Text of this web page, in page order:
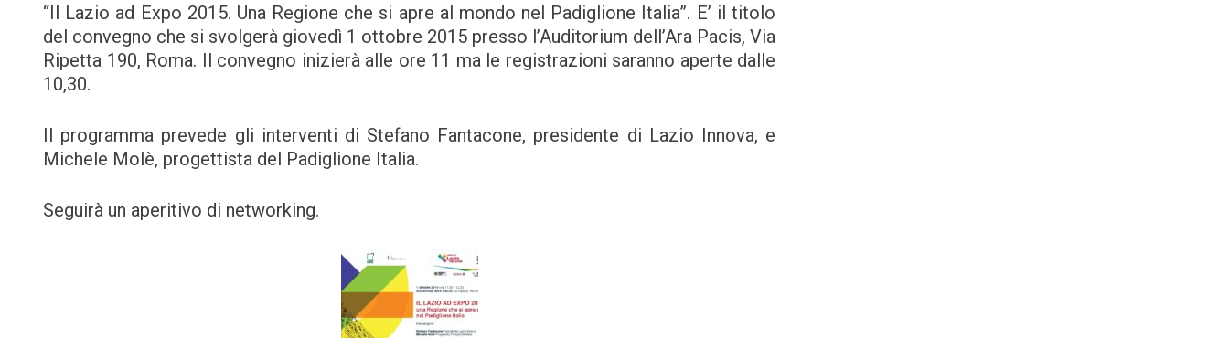
“Il Lazio ad Expo 2015. Una Regione che si apre al mondo nel Padiglione Italia”. E’ il titolo
del convegno che si svolgerà giovedì 1 ottobre 2015 presso l’Auditorium dell’Ara Pacis, Via
Ripetta 190, Roma. Il convegno inizierà alle ore 11 ma le registrazioni saranno aperte dalle
10,30.
Il programma prevede gli interventi di Stefano Fantacone, presidente di Lazio Innova, e
Michele Molè, progettista del Padiglione Italia.
Seguirà un aperitivo di networking.